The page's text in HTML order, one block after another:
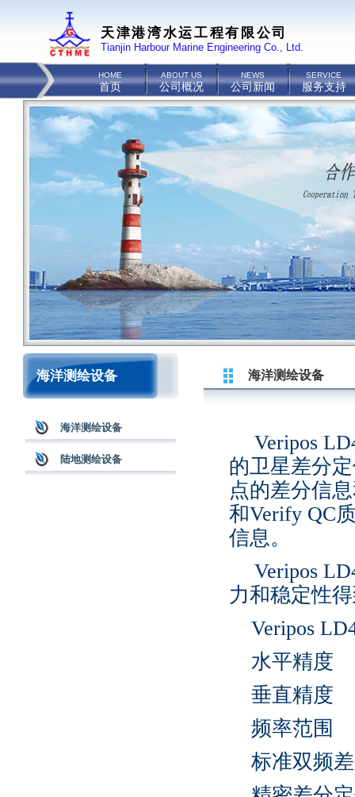
天津港湾水运工程有限公司
Tianjin Harbour Marine Engineering Co., Ltd.
HOME
首页
ABOUT US
公司概况
NEWS
公司新闻
SERVICE
服务支持
海洋测绘设备
海洋测绘设备
陆地测绘设备
海洋测绘设备
Veripos
的卫星差分
点的差分信
和Verify QC
信息。
Veripos
力和稳定性
Veripos
水平精度
垂直精度
频率范围
标准双频